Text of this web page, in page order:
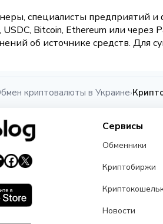
специалисты предприятий и
USDC, Bitcoin, Ethereum или
об источнике средств. Для
криптовалюты в Украине›
Сервисы
Обменники
Криптобиржи
Новости